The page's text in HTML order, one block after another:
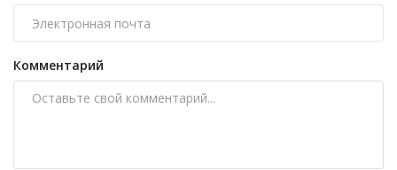
Комментарий